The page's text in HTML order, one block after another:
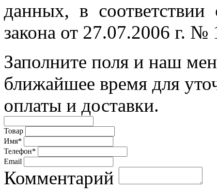
данных, в
закона от 27.07.2006 г.
Заполните поля и наш
ближайшее время для
оплаты и доставки.
Товар
Имя*
Телефон*
Email
Комментарий